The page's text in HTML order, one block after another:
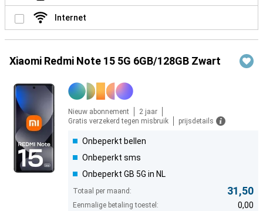
Internet
Xiaomi Redmi Note 15 5G 6GB/128GB Zwart
Nieuw abonnement
2 jaar
Gratis verzekerd tegen misbruik
prijsdetails
Onbeperkt bellen
Onbeperkt sms
Onbeperkt GB 5G in NL
Totaal per maand: 31,50
Eenmalige betaling toestel: 0,00